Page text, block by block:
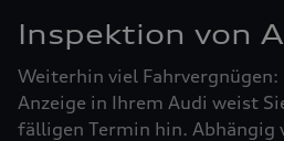
Inspektion von
Weiterhin viel
Anzeige in Ihrem Audi weist
fälligen Termin hin. Abhängig